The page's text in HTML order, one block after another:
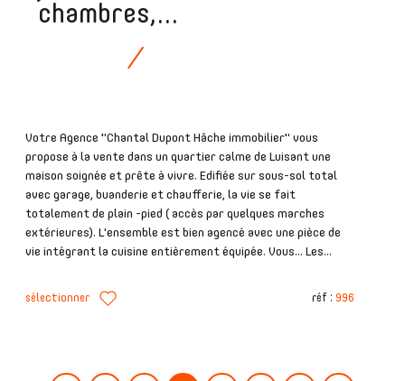
chambres,...
Votre Agence "Chantal Dupont Hâche immobilier" vous
propose à la vente dans un quartier calme de Luisant une
maison soignée et prête à vivre. Edifiée sur sous-sol total
avec garage, buanderie et chaufferie, la vie se fait
totalement de plain -pied ( accès par quelques marches
extérieures). L'ensemble est bien agencé avec une pièce de
vie intégrant la cuisine entièrement équipée. Vous... Les...
sélectionner réf : 996